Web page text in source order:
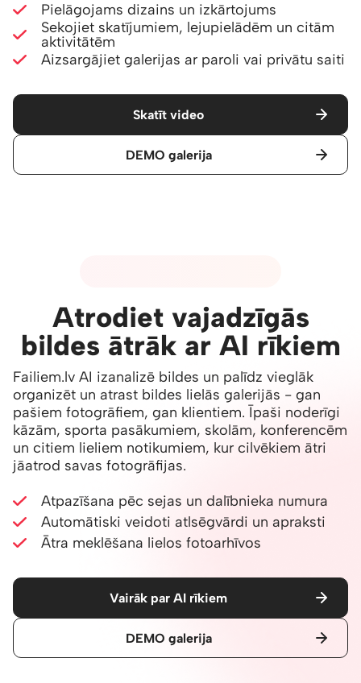
Pielāgojams dizains un izkārtojums
Sekojiet skatījumiem, lejupielādēm un citām
aktivitātēm
Aizsargājiet galerijas ar paroli vai privātu saiti
Skatīt video
DEMO galerija
Atrodiet vajadzīgās
bildes ātrāk ar AI rīkiem
Failiem.lv AI izanalizē bildes un palīdz vieglāk
organizēt un atrast bildes lielās galerijās - gan
pašiem fotogrāfiem, gan klientiem. Īpaši noderīgi
kāzām, sporta pasākumiem, skolām, konferencēm
un citiem lieliem notikumiem, kur cilvēkiem ātri
jāatrod savas fotogrāfijas.
Atpazīšana pēc sejas un dalībnieka numura
Automātiski veidoti atlsēgvārdi un apraksti
Ātra meklēšana lielos fotoarhīvos
Vairāk par AI rīkiem
DEMO galerija